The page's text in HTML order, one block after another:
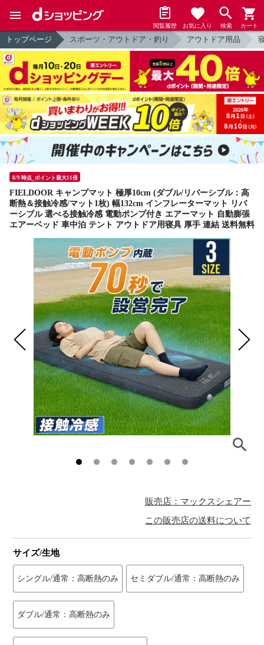
閲覧履歴 お気に入り 検索 カート
トップページ スポーツ・アウトドア・釣り アウトドア用品
8/9 時点_ポイント最大11倍
FIELDOOR キャンプマット 極厚10cm (ダブル/リバーシブル：高
断熱＆接触冷感/マット1枚) 幅132cm インフレーターマット リバ
ーシブル 選べる接触冷感 電動ポンプ付き エアーマット 自動膨張
エアーベッド 車中泊 テント アウトドア用寝具 厚手 連結 送料無料
販売店：マックスシェアー
この販売店の送料について
サイズ/生地
シングル/通常：高断熱のみ セミダブル/通常：高断熱のみ
ダブル/通常：高断熱のみ